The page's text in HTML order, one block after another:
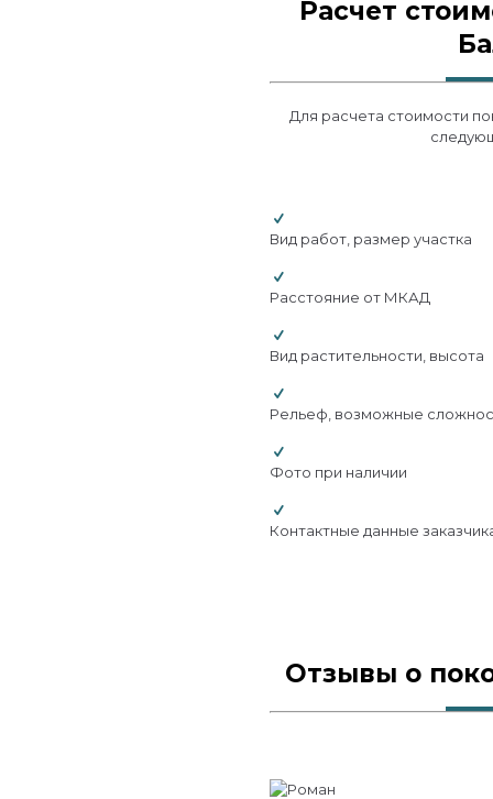
Расчет
Для расчета стоимости
Вид работ, размер участка
Расстояние от МКАД
Вид растительности, высота
Рельеф, возможные
Фото при наличии
Контактные данные
Отзывы о